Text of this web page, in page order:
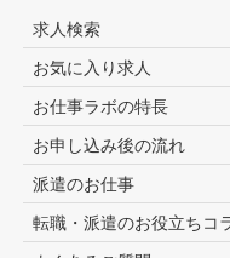
求人検索
お気に入り求人
お仕事ラボの特長
お申し込み後の流れ
派遣のお仕事
転職・派遣のお役⽴ちコ